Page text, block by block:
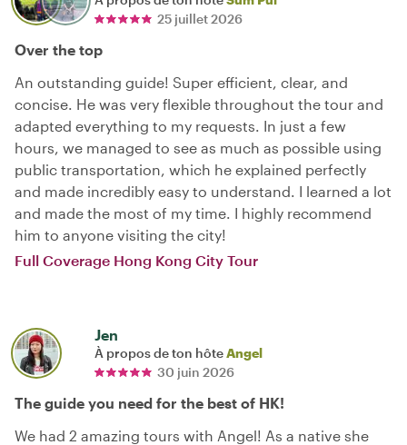
25 juillet 2026
Over the top
An outstanding guide! Super efficient, clear, and
concise. He was very flexible throughout the tour and
adapted everything to my requests. In just a few
hours, we managed to see as much as possible using
public transportation, which he explained perfectly
and made incredibly easy to understand. I learned a lot
and made the most of my time. I highly recommend
him to anyone visiting the city!
Full Coverage Hong Kong City Tour
Jen
À propos de ton hôteAngel
30 juin 2026
The guide you need for the best of HK!
We had 2 amazing tours with Angel! As a native she